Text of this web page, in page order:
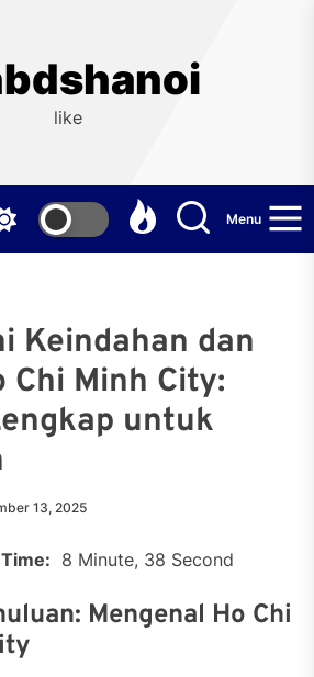
like
Menu
Keindahan dan
Chi Minh City:
untuk
13, 2025
8 Minute, 38 Second
Mengenal Ho Chi